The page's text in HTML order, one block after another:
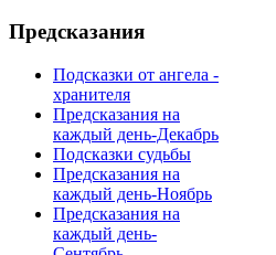
Предсказания
Подсказки от ангела -
хранителя
Предсказания на
каждый день-Декабрь
Подсказки судьбы
Предсказания на
каждый день-Ноябрь
Предсказания на
каждый день-